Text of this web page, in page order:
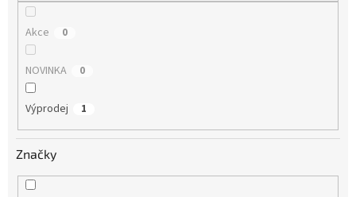
Akce 0
NOVINKA 0
Výprodej 1
Značky